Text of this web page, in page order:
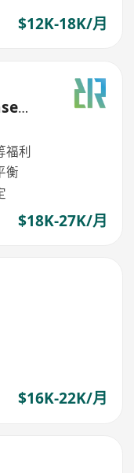
$12K-18K/月
福利
衡
$18K-27K/月
$16K-22K/月